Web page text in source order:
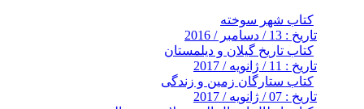
کتاب شهر سوخته
تاریخ : 13 / دسامبر / 2016
کتاب تاریخ گیلان و دیلمستان
تاریخ : 11 / ژانویه / 2017
کتاب ستارگان زمین و زندگی
تاریخ : 07 / ژانویه / 2017